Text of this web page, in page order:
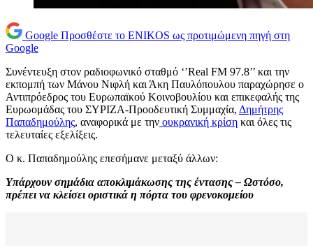
Google Προσθέστε το ENIKOS ως προτιμώμενη πηγή στη
Google
Συνέντευξη στον ραδιοφωνικό σταθμό ‘’Real FM 97.8’’ και την
εκπομπή των Μάνου Νιφλή και Άκη Παυλόπουλου παραχώρησε ο
Αντιπρόεδρος του Ευρωπαϊκού Κοινοβουλίου και επικεφαλής της
Ευρωομάδας του ΣΥΡΙΖΑ-Προοδευτική Συμμαχία, Δημήτρης
Παπαδημούλης, αναφορικά με την ουκρανική κρίση και όλες τις
τελευταίες εξελίξεις.
Ο κ. Παπαδημούλης επεσήμανε μεταξύ άλλων:
Υπάρχουν σημάδια αποκλιμάκωσης της έντασης – Ωστόσο,
πρέπει να κλείσει οριστικά η πόρτα του φρενοκομείου